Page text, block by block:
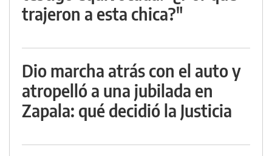
trajeron a esta chica?"
Dio marcha atrás con el auto y
atropelló a una jubilada en
Zapala: qué decidió la Justicia